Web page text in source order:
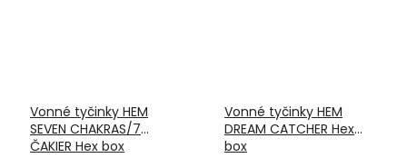
Vonné tyčinky HEM
SEVEN CHAKRAS/7
ČAKIER Hex box
Vonné tyčinky HEM
DREAM CATCHER Hex
box